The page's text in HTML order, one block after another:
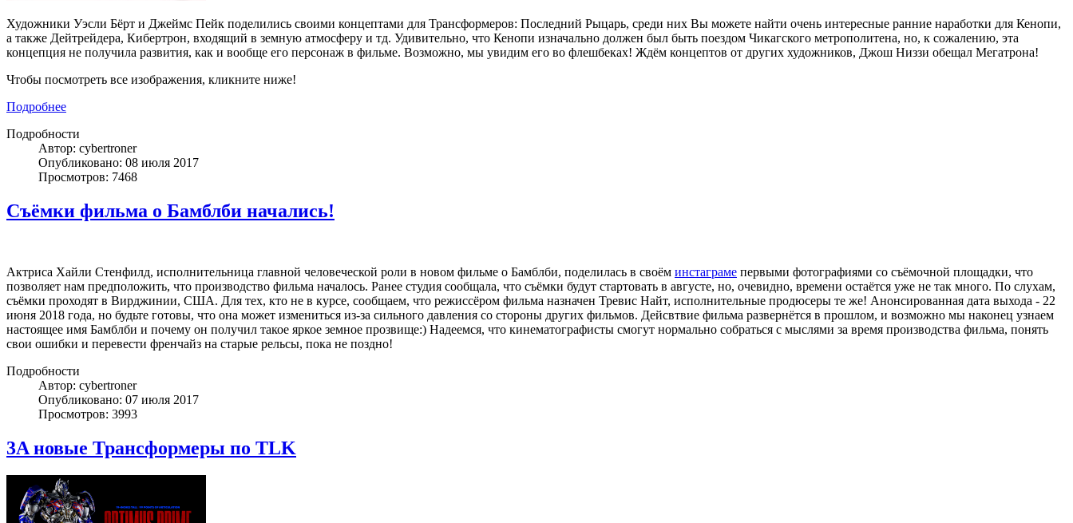
Художники Уэсли Бёрт и Джеймс Пейк поделились своими концептами для Трансформеров: Последний Рыцарь, среди них Вы можете найти очень интересные ранние наработки для Кенопи,
а также Дейтрейдера, Кибертрон, входящий в земную атмосферу и тд. Удивительно, что Кенопи изначально должен был быть поездом Чикагского метрополитена, но, к сожалению, эта
концепция не получила развития, как и вообще его персонаж в фильме. Возможно, мы увидим его во флешбеках! Ждём концептов от других художников, Джош Низзи обещал Мегатрона!
Чтобы посмотреть все изображения, кликните ниже!
Подробнее
Подробности
Автор: cybertroner
Опубликовано: 08 июля 2017
Просмотров: 7468
Съёмки фильма о Бамблби начались!
Актриса Хайли Стенфилд, исполнительница главной человеческой роли в новом фильме о Бамблби, поделилась в своём инстаграме первыми фотографиями со съёмочной площадки, что
позволяет нам предположить, что производство фильма началось. Ранее студия сообщала, что съёмки будут стартовать в августе, но, очевидно, времени остаётся уже не так много. По слухам,
съёмки проходят в Вирджинии, США. Для тех, кто не в курсе, сообщаем, что режиссёром фильма назначен Тревис Найт, исполнительные продюсеры те же! Анонсированная дата выхода - 22
июня 2018 года, но будьте готовы, что она может измениться из-за сильного давления со стороны других фильмов. Дейсвтвие фильма развернётся в прошлом, и возможно мы наконец узнаем
настоящее имя Бамблби и почему он получил такое яркое земное прозвище:) Надеемся, что кинематографисты смогут нормально собраться с мыслями за время производства фильма, понять
свои ошибки и перевести френчайз на старые рельсы, пока не поздно!
Подробности
Автор: cybertroner
Опубликовано: 07 июля 2017
Просмотров: 3993
3A новые Трансформеры по TLK